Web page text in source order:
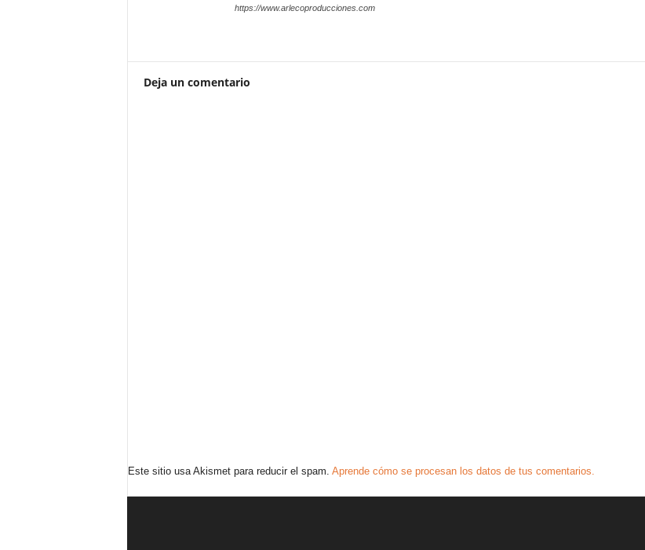
https://www.arlecoproducciones.com
Deja un comentario
Este sitio usa Akismet para reducir el spam. Aprende cómo se procesan los datos de tus comentarios.